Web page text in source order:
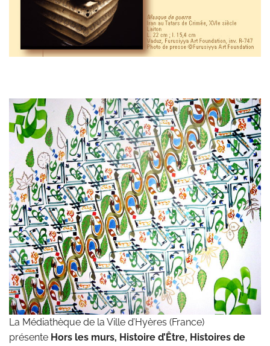
La Médiathèque de la Ville d’Hyères (France)
présente Hors les murs, Histoire d’Être, Histoires de